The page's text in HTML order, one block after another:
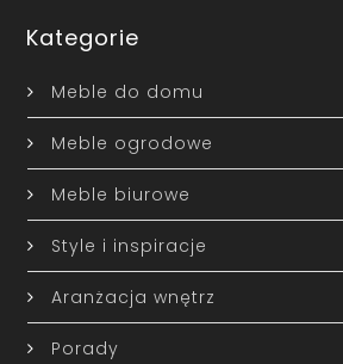
Kategorie
Meble do domu
Meble ogrodowe
Meble biurowe
Style i inspiracje
Aranżacja wnętrz
Porady